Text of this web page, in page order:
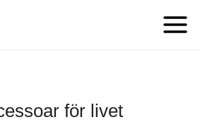
för livet